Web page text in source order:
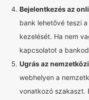
Bejelentkezés az
bank lehetővé teszi
kezelését. Ha nem
kapcsolatot a
Ugrás az
webhelyen a
vonatkozó szakaszt.